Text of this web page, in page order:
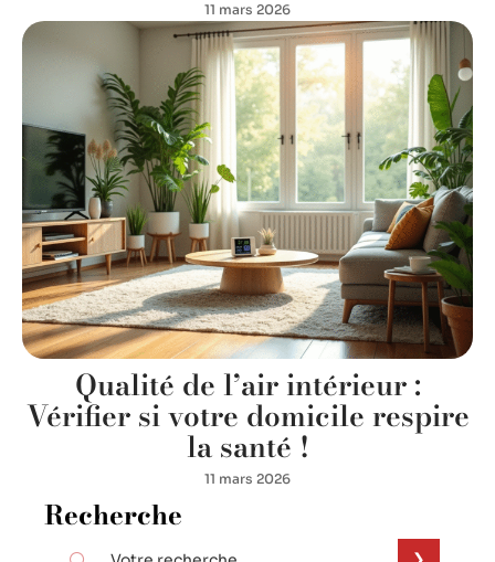
11 mars 2026
Qualité de l’air intérieur :
Vérifier si votre domicile respire
la santé !
11 mars 2026
Recherche